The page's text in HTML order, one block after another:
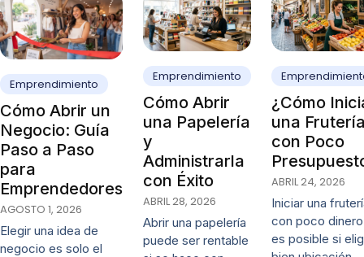
Emprendimiento
Cómo Abrir un
Negocio: Guía
Paso a Paso
para
Emprendedores
AGOSTO 1, 2026
Elegir una idea de
negocio es solo el
Emprendimiento
Cómo Abrir
una Papelería
y
Administrarla
con Éxito
ABRIL 28, 2026
Abrir una papelería
puede ser rentable
¿Cómo
una
con Poco
ABRIL 24, 2026
Iniciar una
con poco dinero
es posible si